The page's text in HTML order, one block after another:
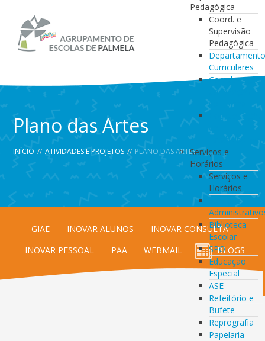
Pedagógica
Coord. e
Supervisão
Pedagógica
Curriculares
Coordenação
da Direção
de Turma
Coordenação
de
Serviços e
Horários
Serviços e
Horários
Serviços
Biblioteca
Escolar
SPO
Educação
Especial
ASE
Refeitório e
Bufete
Reprografia
Papelaria
Plano das Artes
INÍCIO // ATIVIDADES E PROJETOS // PLANO DAS ARTES
GIAE INOVAR ALUNOS
INOVAR CONSULTA
INOVAR PESSOAL
PAA WEBMAIL BLOGS